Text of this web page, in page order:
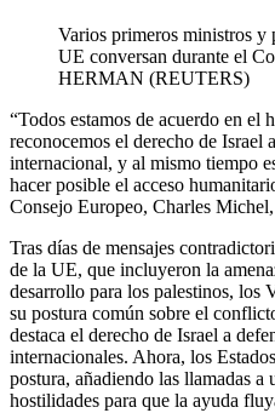
Varios primeros ministros y
UE conversan durante el
HERMAN (REUTERS)
“Todos estamos de acuerdo en el
reconocemos el derecho de Israel
internacional, y al mismo tiempo
hacer posible el acceso
Consejo Europeo, Charles
Tras días de mensajes
de la UE, que incluyeron la
desarrollo para los palestinos, los
su postura común sobre el
destaca el derecho de Israel a
internacionales. Ahora, los
postura, añadiendo las llamadas
hostilidades para que la ayuda